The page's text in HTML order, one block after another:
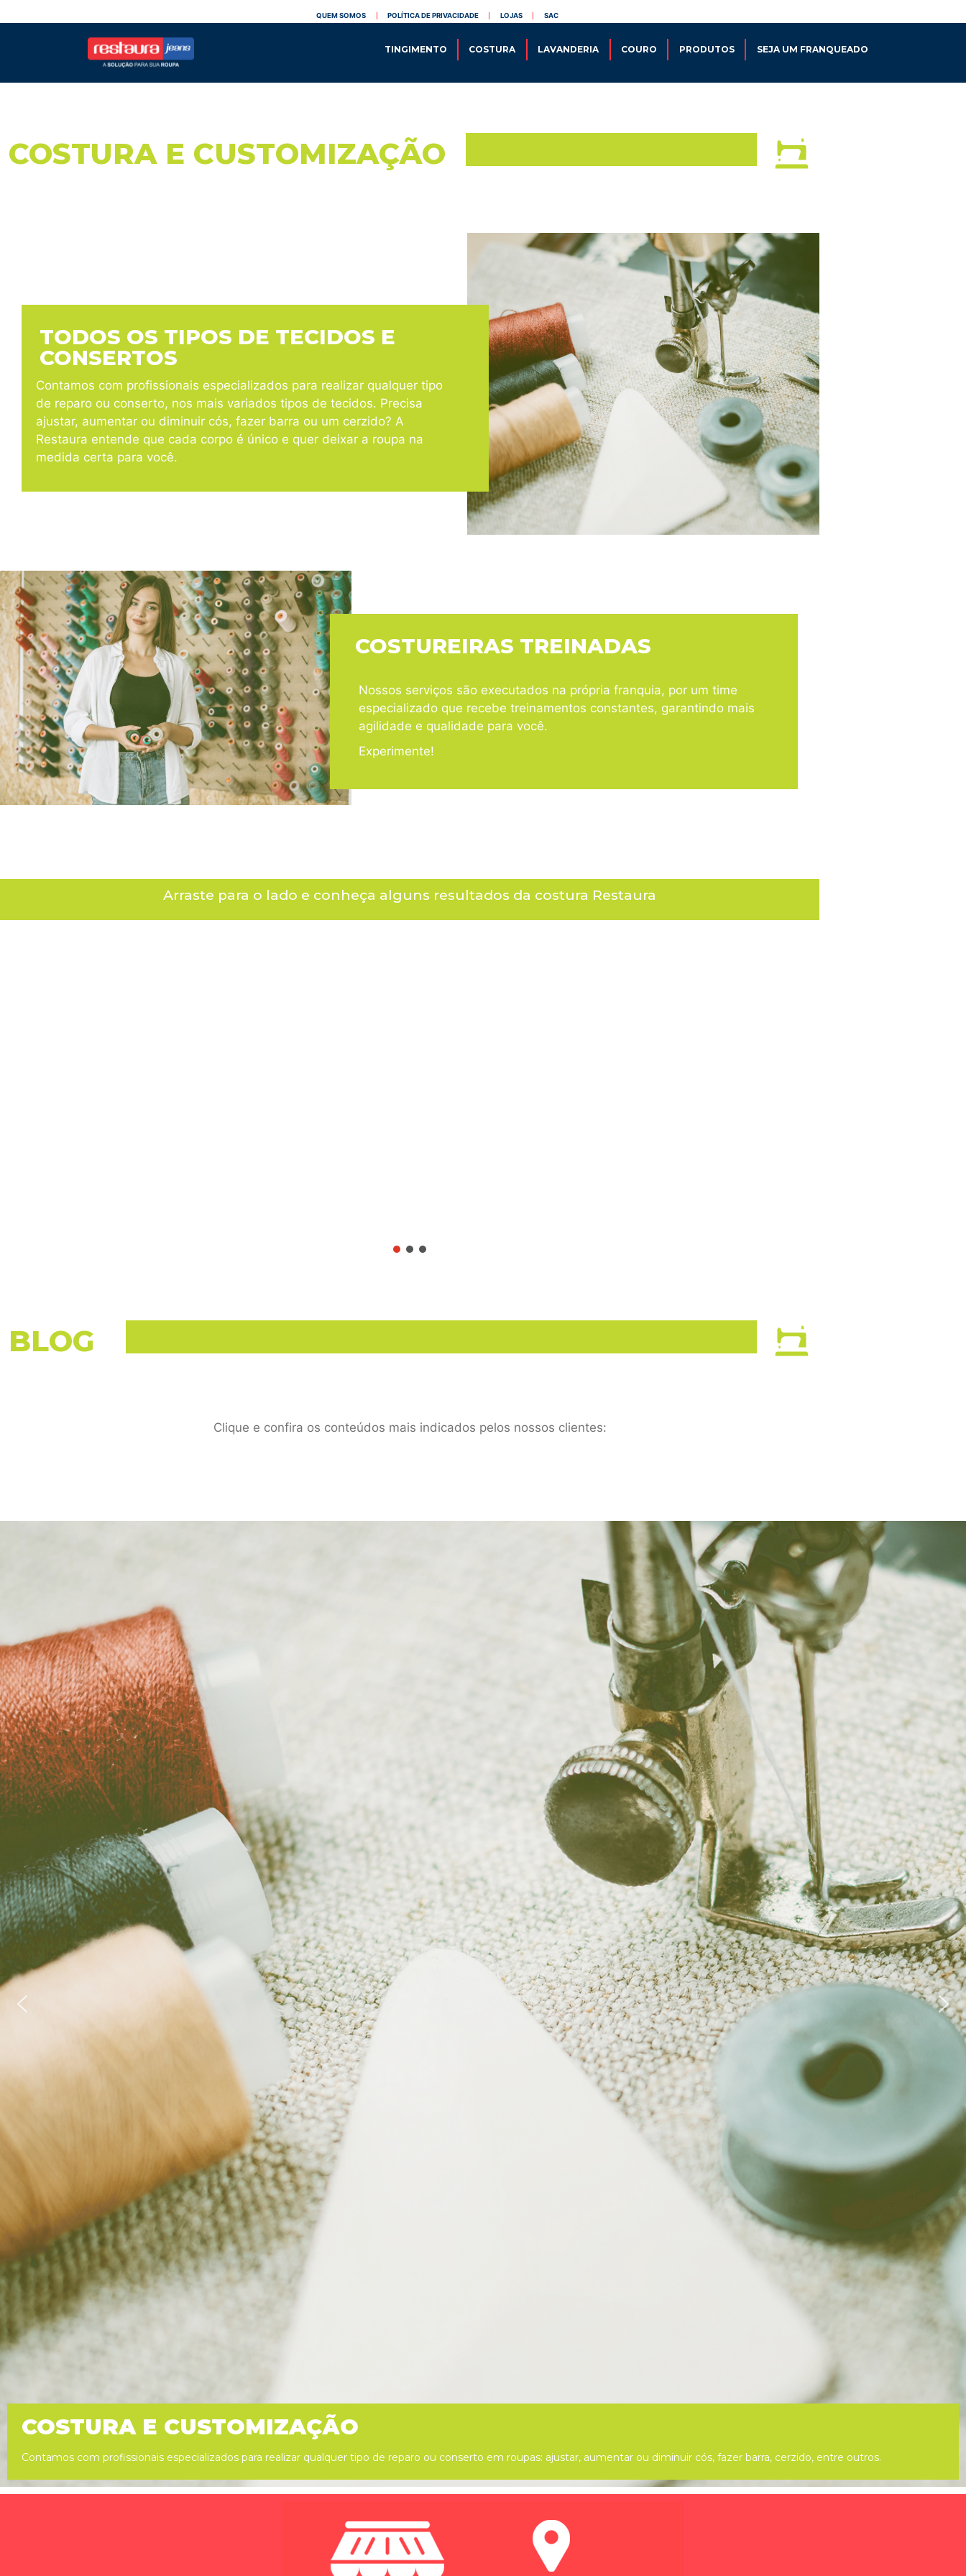
QUEM SOMOS POLÍTICA DE PRIVACIDADE LOJAS SAC
TINGIMENTO COSTURA LAVANDERIA COURO PRODUTOS SEJA UM FRANQUEADO
COSTURA E CUSTOMIZAÇÃO
TODOS OS TIPOS DE TECIDOS E
CONSERTOS
Contamos com profissionais especializados para realizar qualquer tipo
de reparo ou conserto, nos mais variados tipos de tecidos. Precisa
ajustar, aumentar ou diminuir cós, fazer barra ou um cerzido? A
Restaura entende que cada corpo é único e quer deixar a roupa na
medida certa para você.
COSTUREIRAS TREINADAS
Nossos serviços são executados na própria franquia, por um time
especializado que recebe treinamentos constantes, garantindo mais
agilidade e qualidade para você.
Experimente!
Arraste para o lado e conheça alguns resultados da costura Restaura
BLOG
Clique e confira os conteúdos mais indicados pelos nossos clientes:
COSTURA E CUSTOMIZAÇÃO
Contamos com profissionais especializados para realizar qualquer tipo de reparo ou conserto em roupas: ajustar, aumentar ou diminuir cós, fazer barra, cerzido, entre outros.